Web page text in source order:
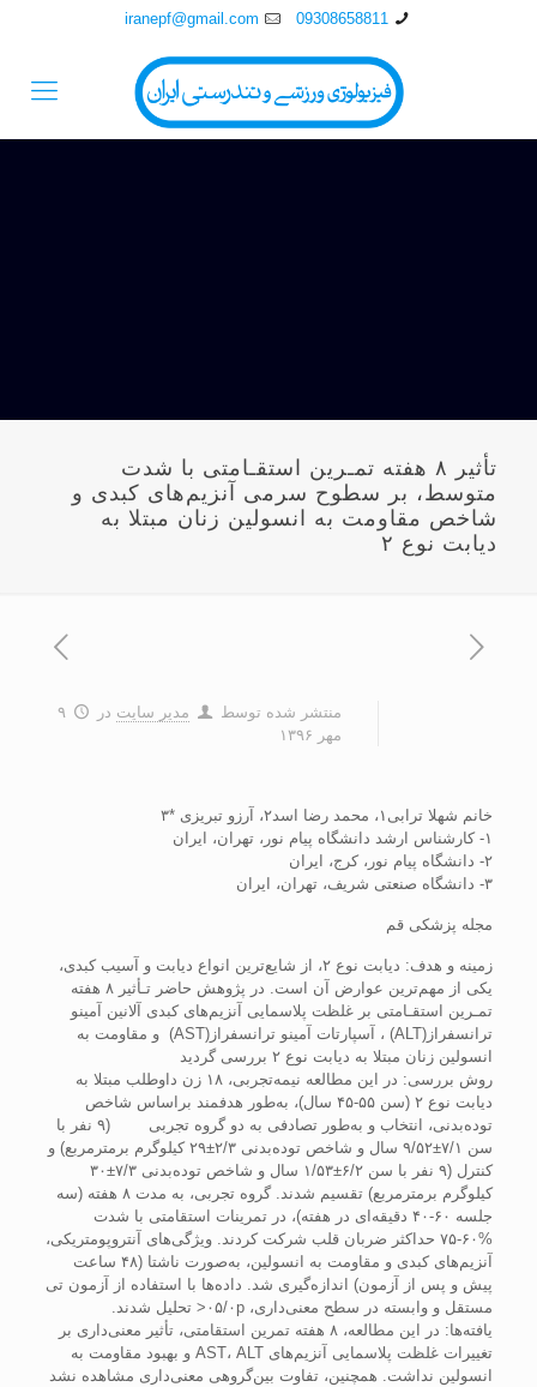
09308658811
iranepf@gmail.com
تأثیر ۸ هفته تمـرین استقـامتی با شدت
متوسط، بر سطوح سرمی آنزیم‌های کبدی و
شاخص مقاومت به انسولین زنان مبتلا به
دیابت نوع ۲
منتشر شده توسط مدیر سایت در
۹
مهر ۱۳۹۶
خانم شهلا ترابی۱، محمد رضا اسد۲، آرزو تبریزی *۳
۱- کارشناس ارشد دانشگاه پیام نور، تهران، ایران
۲- دانشگاه پیام نور، کرج، ایران
۳- دانشگاه صنعتی شریف، تهران، ایران
مجله پزشکی قم
زمینه و هدف: دیابت نوع ۲، از شایع‌ترین انواع دیابت و آسیب کبدی،
یکی از مهم‌ترین عوارض آن است. در پژوهش حاضر تـأثیر ۸ هفته
تمـرین استقـامتی بر غلظت پلاسمایی آنزیم‌های کبدی آلانین آمینو
ترانسفراز(ALT) ، آسپارتات آمینو ترانسفراز(AST) و مقاومت به
انسولین زنان مبتلا به دیابت نوع ۲ بررسی گردید
روش بررسی: در این مطالعه نیمه‌تجربی، ۱۸ زن داوطلب مبتلا به
دیابت نوع ۲ (سن ۵۵-۴۵ سال)، به‌طور هدفمند براساس شاخص
توده‌بدنی، انتخاب و به‌طور تصادفی به دو گروه تجربی (۹ نفر با
سن ۷/۱±۹/۵۲ سال و شاخص توده‌بدنی ۲/۳±۲۹ کیلوگرم برمترمربع) و
کنترل (۹ نفر با سن ۶/۲±۱/۵۳ سال و شاخص توده‌بدنی ۷/۳±۳۰
کیلوگرم برمترمربع) تقسیم شدند. گروه تجربی، به مدت ۸ هفته (سه
جلسه ۶۰-۴۰ دقیقه‌ای در هفته)، در تمرینات استقامتی با شدت
۷۵-۶۰% حداکثر ضربان قلب شرکت کردند. ویژگی‌های آنتروپومتریکی،
آنزیم‌های کبدی و مقاومت به انسولین، به‌صورت ناشتا (۴۸ ساعت
پیش و پس از آزمون) اندازه‌گیری شد. داده‌ها با استفاده از آزمون تی
مستقل و وابسته در سطح معنی‌داری، ۰۵/۰p< تحلیل شدند.
یافته‌ها: در این مطالعه، ۸ هفته تمرین استقامتی، تأثیر معنی‌داری بر
تغییرات غلظت پلاسمایی آنزیم‌های AST، ALT و بهبود مقاومت به
انسولین نداشت. همچنین، تفاوت بین‌گروهی معنی‌داری مشاهده نشد